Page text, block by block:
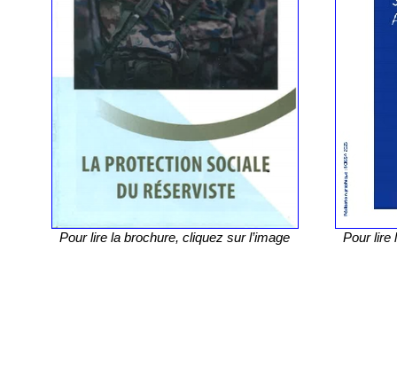
Pour lire la brochure, cliquez sur l’image Pour lire